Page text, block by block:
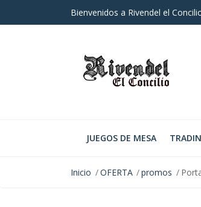
Bienvenidos a Rivendel el
JUEGOS DE MESA
Inicio OFERTA promos